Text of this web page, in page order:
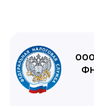
ООО